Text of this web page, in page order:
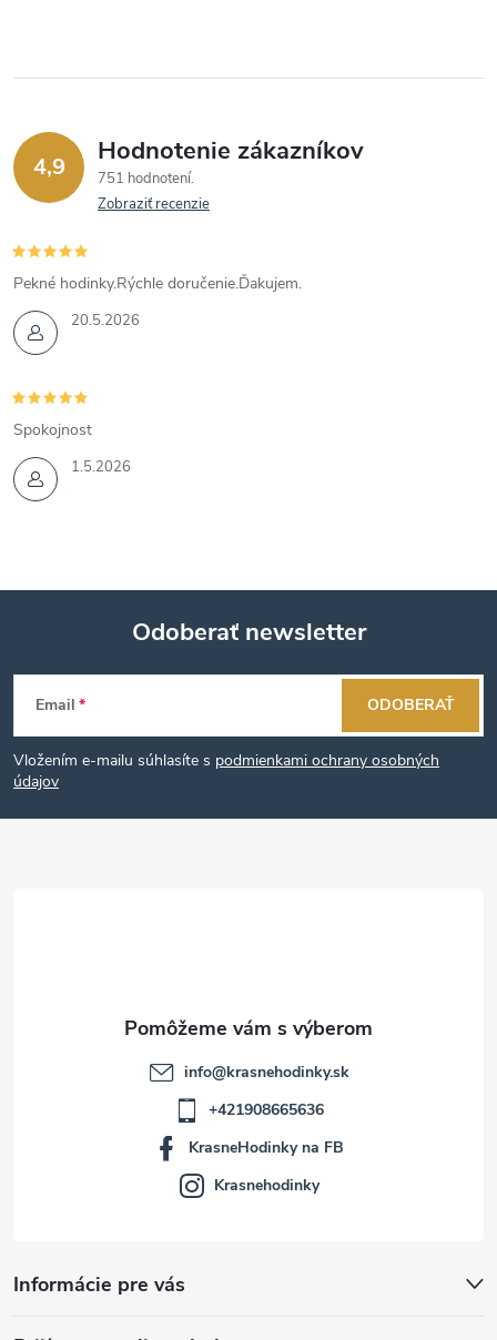
4,9 Hodnotenie zákazníkov
751 hodnotení
Zobraziť recenzie
20.5.2026
Pekné hodinky.Rýchle doručenie.Ďakujem.
1.5.2026
Spokojnost
Z
á
p
Odoberať newsletter
Email
Vložením e-mailu súhlasíte s podmienkami ochrany osobných
údajov
ODOBERAŤ
Informácie pre vás
info@krasnehodinky.sk
+421908665636
KrasneHodinky na FB
Krasnehodinky